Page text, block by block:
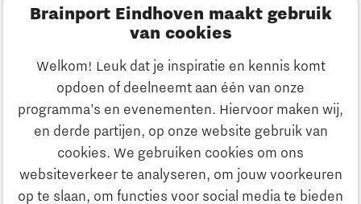
Brainport Eindhoven maakt gebruik
van cookies
Welkom! Leuk dat je inspiratie en kennis komt
opdoen of deelneemt aan één van onze
programma’s en evenementen. Hiervoor maken wij,
en derde partijen, op onze website gebruik van
cookies. We gebruiken cookies om ons
websiteverkeer te analyseren, om jouw voorkeuren
op te slaan, om functies voor social media te bieden
Ontdek Brainport
Innovatie
Innovatie
Ondernemen
Onderwijs
Maatschappelijk
Strategie & Organisatie